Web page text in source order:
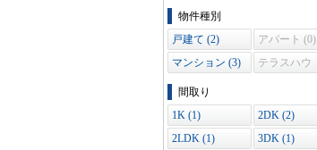
物件の条件で絞り込む
物件種別
戸建て (2)
アパート (0)
マンション (3)
テラスハウ
間取り
1K (1)
2DK (2)
2LDK (1)
3DK (1)